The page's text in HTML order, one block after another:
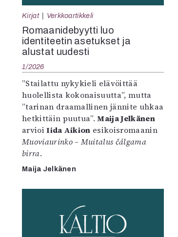
Kirjat Verkkoartikkeli
Romaanidebyytti luo
identiteetin asetukset ja
alustat uudesti
1/2026
”Stailattu nykykieli elävöittää
huolellista kokonaisuutta”, mutta
”tarinan draamallinen jännite uhkaa
hetkittäin puutua”.Maija Jelkänen
arvioiIida Aikion esikoisromaanin
Muoviaurinko – Muitalus čálgama
birra.
Maija Jelkänen